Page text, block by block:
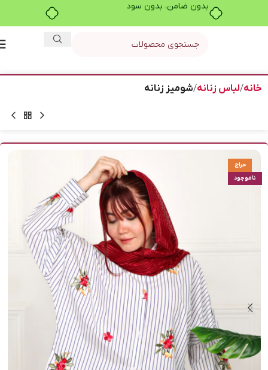
بدون ضامن، بدون سود
خانه لباس زنانه شومیز زنانه
حراج
ناموجود